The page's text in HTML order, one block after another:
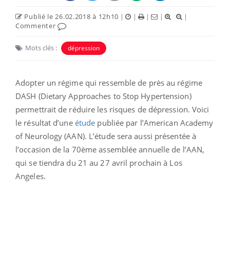
Publié le 26.02.2018 à 12h10 | | | |
|
Commenter
Mots clés : dépression
Adopter un régime qui ressemble de près au régime
DASH (Dietary Approaches to Stop Hypertension)
permettrait de réduire les risques de dépression.Voici
le résultat d’une étude publiée par l’American Academy
of Neurology (AAN). L’étude sera aussi présentée à
l’occasion de la 70ème assemblée annuelle de l’AAN,
qui se tiendra du 21 au 27 avril prochain à Los
Angeles.